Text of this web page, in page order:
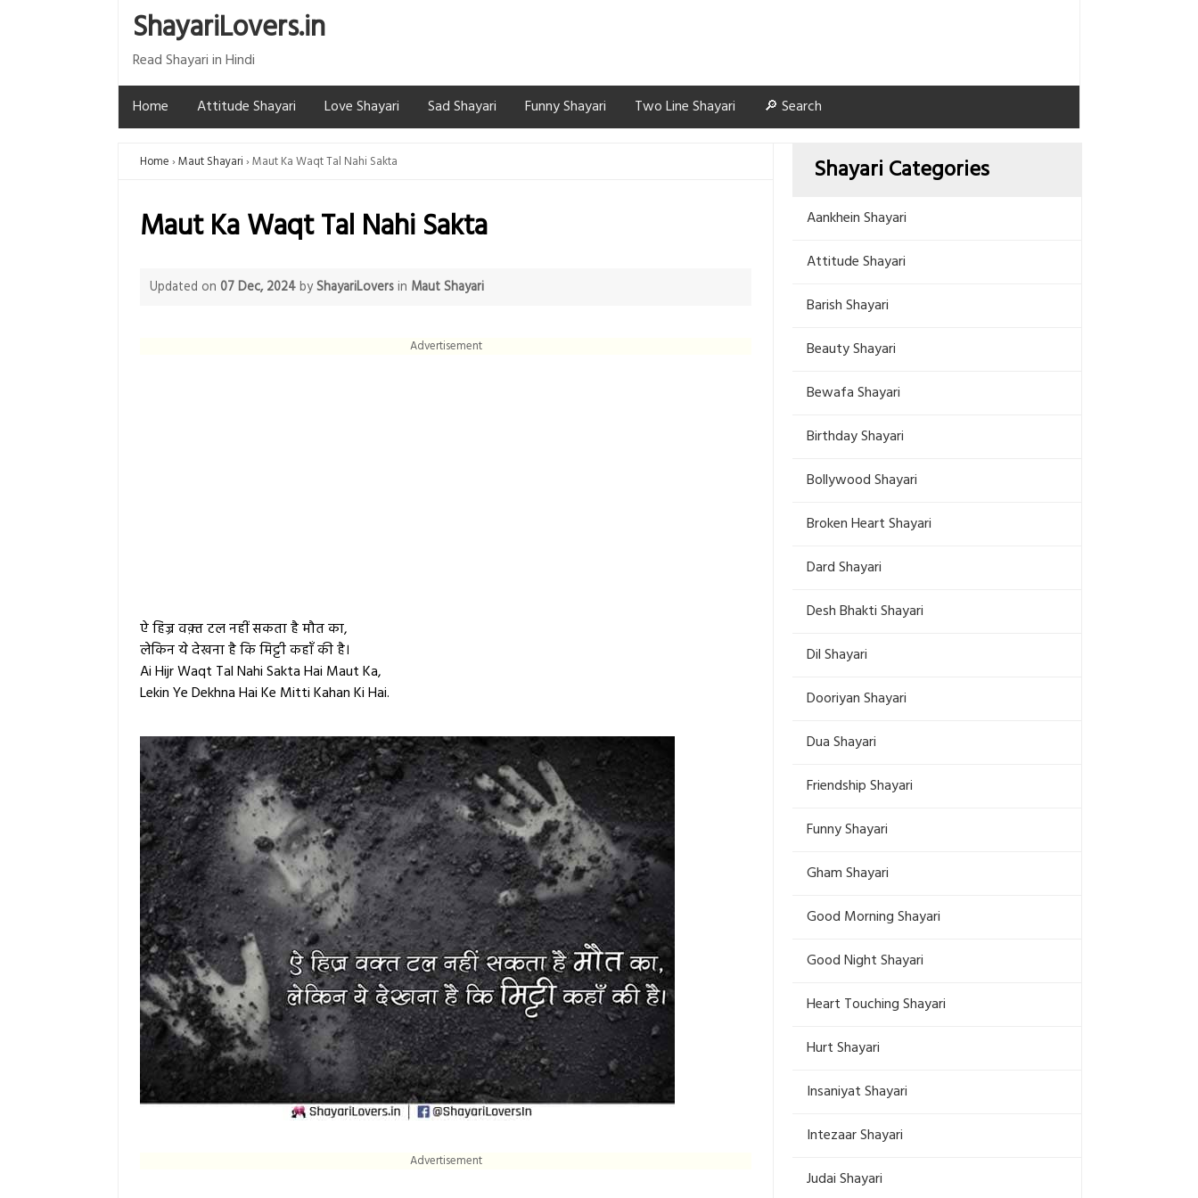
ShayariLovers.in
Read Shayari in Hindi
Home
Attitude Shayari Love Shayari Sad Shayari Funny Shayari Two Line Shayari 🔎 Search
Home Maut Shayari Maut Ka Waqt Tal Nahi Sakta
Maut Ka Waqt Tal Nahi Sakta
Updated on 07 Dec, 2024byShayariLoversin Maut Shayari
Advertisement
ऐ हिज्र वक़्त टल नहीं सकता है मौत का,
लेकिन ये देखना है कि मिट्टी कहाँ की है।
Ai Hijr Waqt Tal Nahi Sakta Hai Maut Ka,
Lekin Ye Dekhna Hai Ke Mitti Kahan Ki Hai.
Advertisement
Shayari Categories
Aankhein Shayari
Attitude Shayari
Barish Shayari
Beauty Shayari
Bewafa Shayari
Birthday Shayari
Bollywood Shayari
Broken Heart Shayari
Dard Shayari
Desh Bhakti Shayari
Dil Shayari
Dooriyan Shayari
Dua Shayari
Friendship Shayari
Funny Shayari
Gham Shayari
Good Morning Shayari
Good Night Shayari
Heart Touching Shayari
Hurt Shayari
Insaniyat Shayari
Intezaar Shayari
Judai Shayari